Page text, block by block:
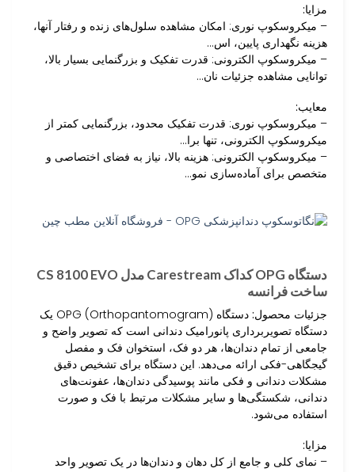
مزایا:
– میکروسکوپ نوری: امکان مشاهده سلول‌های زنده و رفتار آنها،
هزینه نگهداری پایین، اس…
– میکروسکوپ الکترونی: قدرت تفکیک و بزرگنمایی بسیار بالا،
توانایی مشاهده جزئیات نان…
معایب:
– میکروسکوپ نوری: قدرت تفکیک محدود، بزرگنمایی کمتر از
میکروسکوپ الکترونی، تنها برا…
– میکروسکوپ الکترونی: هزینه بالا، نیاز به فضای اختصاصی و
متخصص برای آماده‌سازی نمو…
دستگاه OPG کداک Carestream مدل CS 8100 EVO
ساخت فرانسه
جزئیات محصول:
دستگاه OPG (Orthopantomogram) یک
دستگاه تصویربرداری پانورامیک دندانی است که تصویر واضح و
جامعی از تمام دندان‌ها، هر دو فک، استخوان فک و مفصل
گیجگاهی-فکی ارائه می‌دهد. این دستگاه برای تشخیص دقیق
مشکلات دندانی و فکی مانند پوسیدگی دندان‌ها، عفونت‌های
دندانی، شکستگی‌ها و سایر مشکلات مرتبط با فک و صورت
استفاده می‌شود.
مزایا:
– نمای کلی و جامع از کل دهان و دندان‌ها در یک تصویر واحد